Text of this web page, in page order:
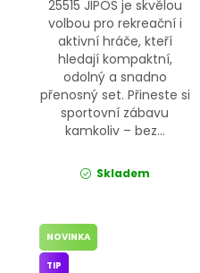
25515 JIPOS je skvělou
volbou pro rekreační i
aktivní hráče, kteří
hledají kompaktní,
odolný a snadno
přenosný set. Přineste si
sportovní zábavu
kamkoliv – bez...
Skladem
NOVINKA
TIP